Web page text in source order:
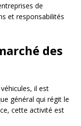
de
et responsabilités
des
il est
général qui régit le
cette activité est